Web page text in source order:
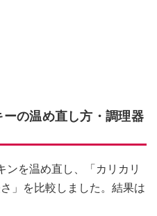
の温め直し方・調理器
ンを温め直し、「カリカリ
」を比較しました。結果は